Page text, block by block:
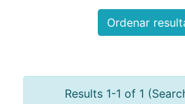
Ordenar
Results 1-1 of 1